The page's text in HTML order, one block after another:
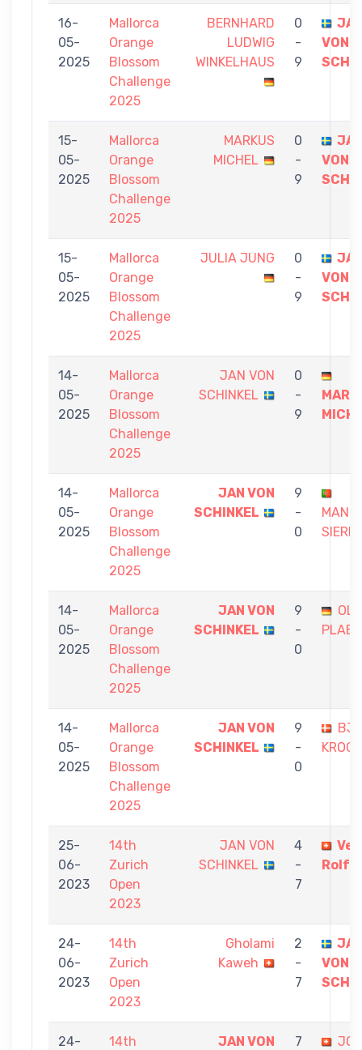
16-
05-
2025
Mallorca
Orange
Blossom
Challenge
2025
BERNHARD
LUDWIG
WINKELHAUS
0
-
9
VON
15-
05-
2025
Mallorca
Orange
Blossom
Challenge
2025
MARKUS
MICHEL
0
-
9
VON
15-
05-
2025
Mallorca
Orange
Blossom
Challenge
2025
JULIA JUNG
0
-
9
VON
14-
05-
2025
Mallorca
Orange
Blossom
Challenge
2025
JAN VON
SCHINKEL
0
-
9
14-
05-
2025
Mallorca
Orange
Blossom
Challenge
2025
JAN VON
SCHINKEL
9
-
0
SIERKE
14-
05-
2025
Mallorca
Orange
Blossom
Challenge
2025
JAN VON
SCHINKEL
9
-
0
14-
05-
2025
Mallorca
Orange
Blossom
Challenge
2025
JAN VON
SCHINKEL
9
-
0
25-
06-
2023
14th
Zurich
Open
2023
JAN VON
SCHINKEL
4
-
7
Rolf
24-
06-
2023
14th
Zurich
Open
2023
Gholami
Kaweh
2
-
7
VON
24-
14th
JAN VON
7